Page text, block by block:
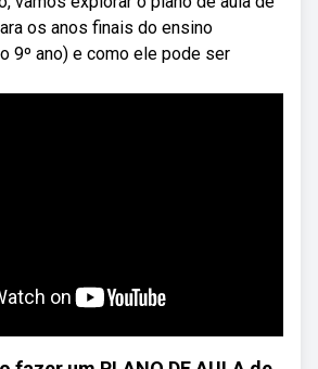
os anos finais do ensino
9º ano) e como ele pode ser